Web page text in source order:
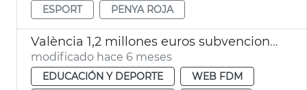
ESPORT
PENYA ROJA
València 1,2 millones euros subvenciones proyectos deportivos
modificado hace 6 meses
EDUCACIÓN Y DEPORTE
WEB FDM